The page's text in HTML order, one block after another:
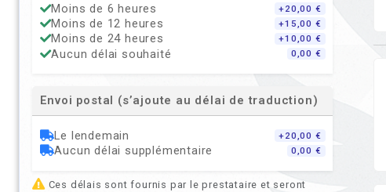
Moins de 6 heures +20,00 €
Moins de 12 heures +15,00 €
Moins de 24 heures +10,00 €
Aucun délai souhaité 0,00 €
Envoi postal (s’ajoute au délai de traduction)
Le lendemain +20,00 €
Aucun délai supplémentaire 0,00 €
Ces délais sont fournis par le prestataire et seront